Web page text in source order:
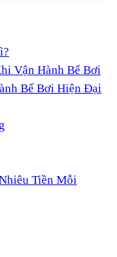
Vận Hành Bể Bơi
Bể Bơi Hiện Đại
Tiền Mỗi